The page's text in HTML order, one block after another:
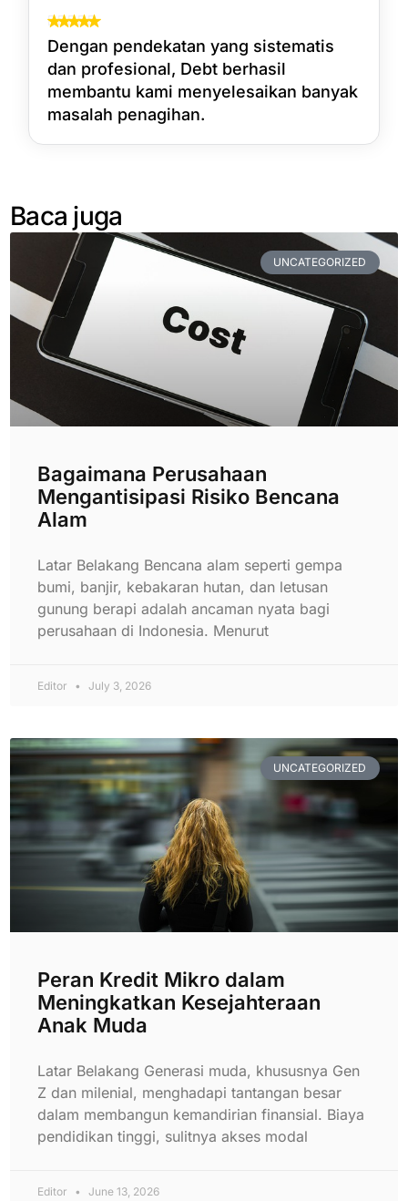
Dengan pendekatan yang sistematis
dan profesional, Debt berhasil
membantu kami menyelesaikan banyak
masalah penagihan.
Baca juga
UNCATEGORIZED
Bagaimana Perusahaan
Mengantisipasi Risiko Bencana
Alam
Latar Belakang Bencana alam seperti gempa
bumi, banjir, kebakaran hutan, dan letusan
gunung berapi adalah ancaman nyata bagi
perusahaan di Indonesia. Menurut
Editor July 3, 2026
UNCATEGORIZED
Peran Kredit Mikro dalam
Meningkatkan Kesejahteraan
Anak Muda
Latar Belakang Generasi muda, khususnya Gen
Z dan milenial, menghadapi tantangan besar
dalam membangun kemandirian finansial. Biaya
pendidikan tinggi, sulitnya akses modal
Editor June 13, 2026